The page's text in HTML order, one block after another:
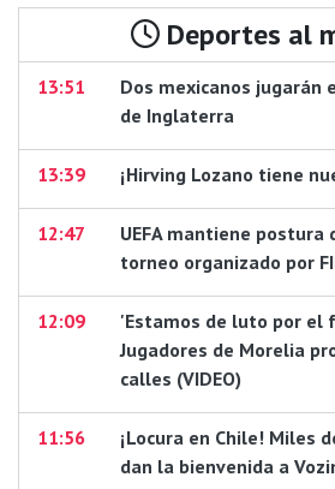
Deportes al
13:51
Dos mexicanos jugarán
de Inglaterra
13:39 ¡Hirving Lozano tiene
12:47
UEFA mantiene postura
torneo organizado por
12:09
'Estamos de luto por el
Jugadores de Morelia
calles (VIDEO)
11:56
¡Locura en Chile! Miles
dan la bienvenida a